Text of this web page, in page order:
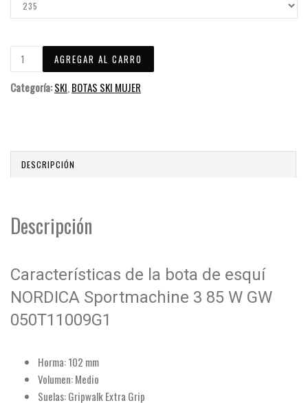
Categoría:SKI, BOTAS SKI MUJER
DESCRIPCIÓN
Descripción
Características de la bota de esquí
NORDICA Sportmachine 3 85 W GW
050T11009G1
Horma: 102 mm
Volumen: Medio
Suelas: Gripwalk Extra Grip